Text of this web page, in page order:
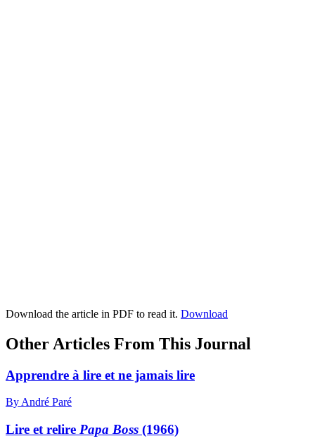
Download the article in PDF to read it. Download
Other Articles From This Journal
Apprendre à lire et ne jamais lire
By André Paré
Lire et relire Papa Boss (1966)